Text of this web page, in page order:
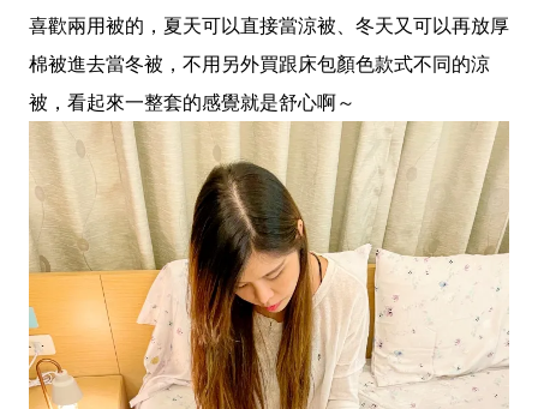
喜歡兩用被的，夏天可以直接當涼被、冬天又可以再放厚
棉被進去當冬被，不用另外買跟床包顏色款式不同的涼
被，看起來一整套的感覺就是舒心啊～